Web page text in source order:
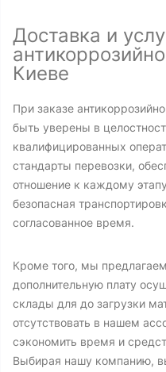
Доставка и
Киеве
При заказе
быть уверены в
квалифицированных
стандарты перевозки,
отношение к каждому
безопасная
согласованное время.
Кроме того, мы
дополнительную плату
склады для до загрузки
отсутствовать в нашем
сэкономить время и
Выбирая нашу компанию,